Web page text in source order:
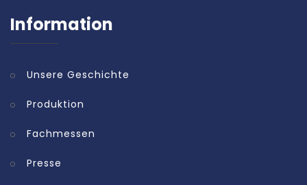
Information
Unsere Geschichte
Produktion
Fachmessen
Presse